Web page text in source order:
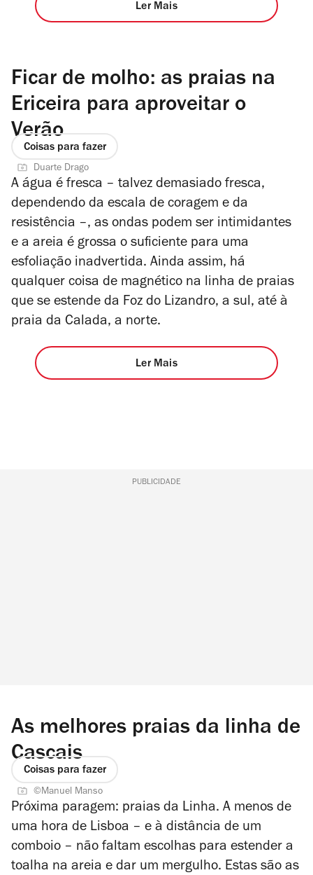
Ler Mais
Ficar de molho: as praias na
Ericeira para aproveitar o
Verão
Coisas para fazer
Duarte Drago
A água é fresca – talvez demasiado fresca,
dependendo da escala de coragem e da
resistência –, as ondas podem ser intimidantes
e a areia é grossa o suficiente para uma
esfoliação inadvertida. Ainda assim, há
qualquer coisa de magnético na linha de praias
que se estende da Foz do Lizandro, a sul, até à
praia da Calada, a norte.
Ler Mais
PUBLICIDADE
As melhores praias da linha de
Cascais
Coisas para fazer
©Manuel Manso
Próxima paragem: praias da Linha. A menos de
uma hora de Lisboa – e à distância de um
comboio – não faltam escolhas para estender a
toalha na areia e dar um mergulho. Estas são as